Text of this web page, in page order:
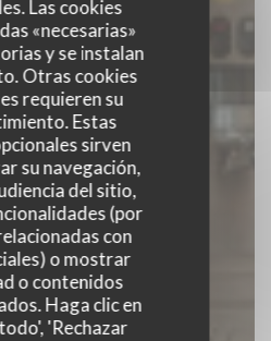
Las cookies
«necesarias»
y se instalan
Otras cookies
requieren su
Estas
sirven
su navegación,
del sitio,
(por
con
o mostrar
o contenidos
Haga clic en
'Rechazar
ZEST
|CESSON SEVIGNE